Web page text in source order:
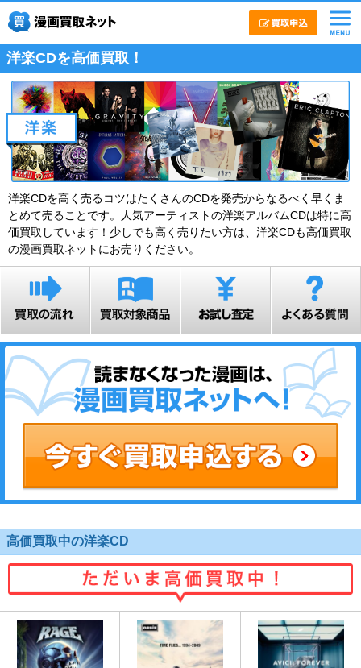
洋楽CDを高価買取！
洋楽CDを高く売るコツはたくさんのCDを発売からなるべく早くま
とめて売ることです。人気アーティストの洋楽アルバムCDは特に高
価買取しています！少しでも高く売りたい方は、洋楽CDも高価買取
の漫画買取ネットにお売りください。
高価買取中の洋楽CD